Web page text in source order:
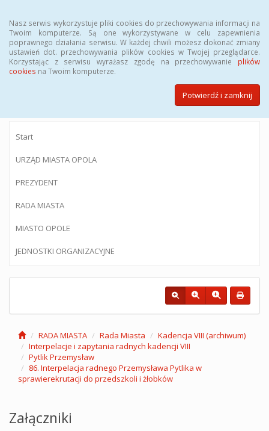
Nasz serwis wykorzystuje pliki cookies do przechowywania informacji na
Twoim komputerze. Są one wykorzystywane w celu zapewnienia
poprawnego działania serwisu. W każdej chwili możesz dokonać zmiany
ustawień dot. przechowywania plików cookies w Twojej przeglądarce.
Korzystając z serwisu wyrażasz zgodę na przechowywanie plików
cookies na Twoim komputerze.
Potwierdź i zamknij
BIULETYN INFORMACJI PUBLICZNEJ
Urzędu Miasta Opola
Start
URZĄD MIASTA OPOLA
PREZYDENT
RADA MIASTA
MIASTO OPOLE
JEDNOSTKI ORGANIZACYJNE
RADA MIASTA Rada Miasta
Kadencja VIII (archiwum)
Interpelacje i zapytania radnych kadencji VIII
Pytlik Przemysław
86. Interpelacja radnego Przemysława Pytlika w
sprawierekrutacji do przedszkoli i żłobków
Załączniki